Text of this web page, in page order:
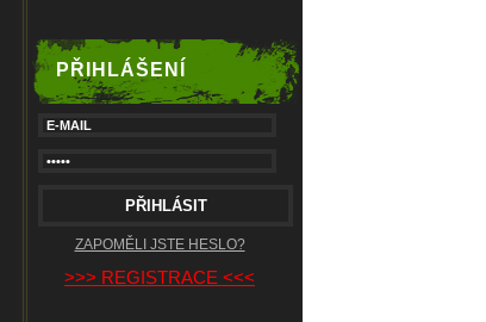
PŘIHLÁŠENÍ
ZAPOMĚLI JSTE HESLO?
>>> REGISTRACE <<<